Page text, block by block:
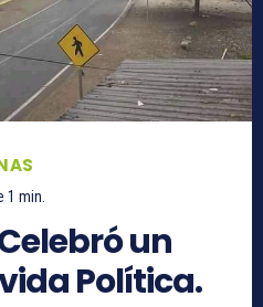
1 min.
un
Política.